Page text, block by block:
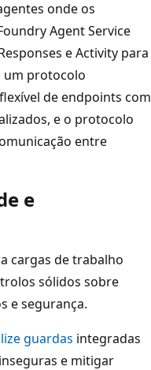
onde os
Agent Service
e Activity para
um protocolo
de endpoints com
e o protocolo
entre
e
cargas de trabalho
sólidos sobre
e segurança.
guardas integradas
e mitigar